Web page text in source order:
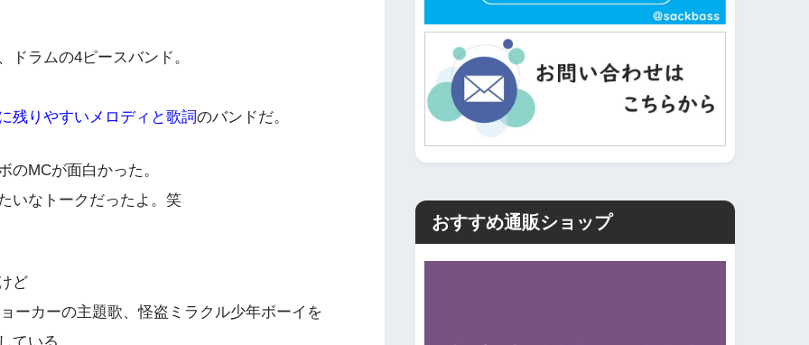
ドラムの4ピースバンド。
残りやすいメロディと歌詞のバンドだ。
のMCが面白かった。
いなトークだったよ。笑
ど
ーカーの主題歌、怪盗ミラクル少年ボーイを
おすすめ通販ショップ